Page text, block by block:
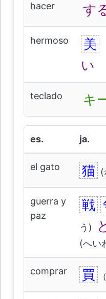
hacer す
hermoso 美
い
teclado キ
es. ja.
el gato 猫
guerra y
paz
戦
う)
(へい
comprar 買